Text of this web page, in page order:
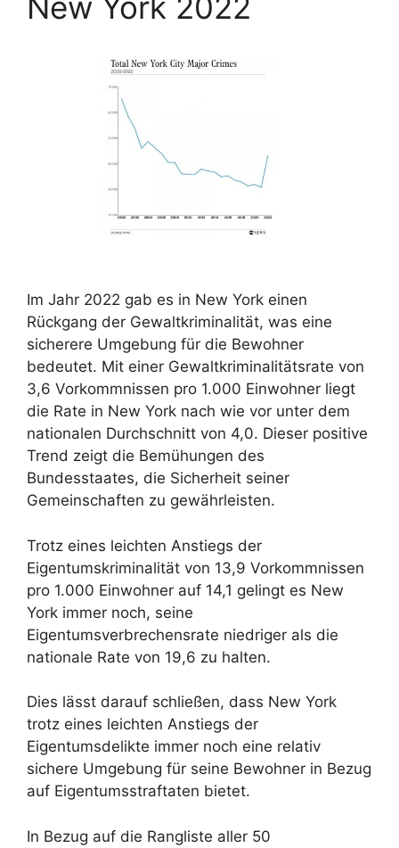
Im Jahr 2022 gab es in New York einen
Rückgang der Gewaltkriminalität, was eine
sicherere Umgebung für die Bewohner
bedeutet. Mit einer Gewaltkriminalitätsrate von
3,6 Vorkommnissen pro 1.000 Einwohner liegt
die Rate in New York nach wie vor unter dem
nationalen Durchschnitt von 4,0. Dieser positive
Trend zeigt die Bemühungen des
Bundesstaates, die Sicherheit seiner
Gemeinschaften zu gewährleisten.
Trotz eines leichten Anstiegs der
Eigentumskriminalität von 13,9 Vorkommnissen
pro 1.000 Einwohner auf 14,1 gelingt es New
York immer noch, seine
Eigentumsverbrechensrate niedriger als die
nationale Rate von 19,6 zu halten.
Dies lässt darauf schließen, dass New York
trotz eines leichten Anstiegs der
Eigentumsdelikte immer noch eine relativ
sichere Umgebung für seine Bewohner in Bezug
auf Eigentumsstraftaten bietet.
In Bezug auf die Rangliste aller 50